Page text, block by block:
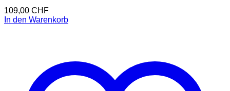
109,00 CHF
In den Warenkorb